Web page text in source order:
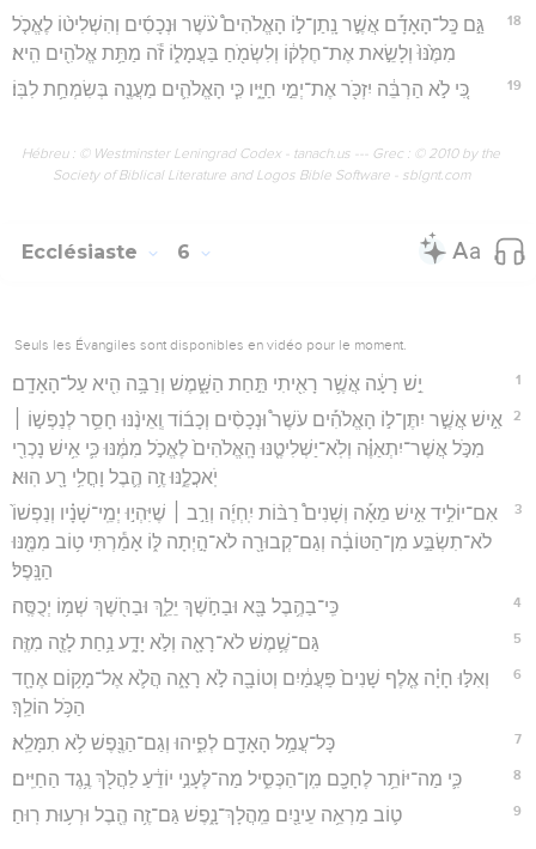
18
גַּ֣ם כָּֽל־הָאָדָ֡ם אֲשֶׁ֣ר נָֽתַן־ל֣וֹ הָאֱלֹהִים֩ עֹ֨שֶׁר וּנְכָסִ֜ים וְהִשְׁלִיט֨וֹ לֶאֱכֹ֤ל
מִמֶּ֙נּוּ֙ וְלָשֵׂ֣את אֶת־חֶלְק֔וֹ וְלִשְׂמֹ֖חַ בַּעֲמָל֑וֹ זֹ֕ה מַתַּ֥ת אֱלֹהִ֖ים הִֽיא׃
19 כִּ֚י לֹ֣א הַרְבֵּ֔ה יִזְכֹּ֖ר אֶת־יְמֵ֣י חַיָּ֑יו כִּ֧י הָאֱלֹהִ֛ים מַעֲנֶ֖ה בְּשִׂמְחַ֥ת לִבּֽוֹ׃
Hébreu : © Westminster Leningrad Codex - tanach.us --- Grec : © 2010 by the
Society of Biblical Literature and Logos Bible Software - sblgnt.com
Ecclésiaste 6
Seuls les Évangiles sont disponibles en vidéo pour le moment.
1 יֵ֣שׁ רָעָ֔ה אֲשֶׁ֥ר רָאִ֖יתִי תַּ֣חַת הַשָּׁ֑מֶשׁ וְרַבָּ֥ה הִ֖יא עַל־הָאָדָֽם׃
2
אִ֣ישׁ אֲשֶׁ֣ר יִתֶּן־ל֣וֹ הָאֱלֹהִ֡ים עֹשֶׁר֩ וּנְכָסִ֨ים וְכָב֜וֹד וְֽאֵינֶ֨נּוּ חָסֵ֥ר לְנַפְשׁ֣וֹ ׀
מִכֹּ֣ל אֲשֶׁר־יִתְאַוֶּ֗ה וְלֹֽא־יַשְׁלִיטֶ֤נּוּ הָֽאֱלֹהִים֙ לֶאֱכֹ֣ל מִמֶּ֔נּוּ כִּ֛י אִ֥ישׁ נָכְרִ֖י
יֹֽאכֲלֶ֑נּוּ זֶ֥ה הֶ֛בֶל וָחֳלִ֥י רָ֖ע הֽוּא׃
3
אִם־יוֹלִ֣יד אִ֣ישׁ מֵאָ֡ה וְשָׁנִים֩ רַבּ֨וֹת יִֽחְיֶ֜ה וְרַ֣ב ׀ שֶׁיִּהְי֣וּ יְמֵֽי־שָׁנָ֗יו וְנַפְשׁוֹ֙
לֹא־תִשְׂבַּ֣ע מִן־הַטּוֹבָ֔ה וְגַם־קְבוּרָ֖ה לֹא־הָ֣יְתָה לּ֑וֹ אָמַ֕רְתִּי ט֥וֹב מִמֶּ֖נּוּ
הַנָּֽפֶל׃
4 כִּֽי־בַהֶ֥בֶל בָּ֖א וּבַחֹ֣שֶׁךְ יֵלֵ֑ךְ וּבַחֹ֖שֶׁךְ שְׁמ֥וֹ יְכֻסֶּֽה׃
5 גַּם־שֶׁ֥מֶשׁ לֹא־רָאָ֖ה וְלֹ֣א יָדָ֑ע נַ֥חַת לָזֶ֖ה מִזֶּֽה׃
6
וְאִלּ֣וּ חָיָ֗ה אֶ֤לֶף שָׁנִים֙ פַּעֲמַ֔יִם וְטוֹבָ֖ה לֹ֣א רָאָ֑ה הֲלֹ֛א אֶל־מָק֥וֹם אֶחָ֖ד
הַכֹּ֥ל הוֹלֵֽךְ׃
7 כָּל־עֲמַ֥ל הָאָדָ֖ם לְפִ֑יהוּ וְגַם־הַנֶּ֖פֶשׁ לֹ֥א תִמָּלֵֽא׃
8 כִּ֛י מַה־יּוֹתֵ֥ר לֶחָכָ֖ם מִֽן־הַכְּסִ֑יל מַה־לֶּעָנִ֣י יוֹדֵ֔עַ לַהֲלֹ֖ךְ נֶ֥גֶד הַחַיִּֽים׃
9 ט֛וֹב מַרְאֵ֥ה עֵינַ֖יִם מֵֽהֲלָךְ־נָ֑פֶשׁ גַּם־זֶ֥ה הֶ֖בֶל וּרְע֥וּת רֽוּחַ׃